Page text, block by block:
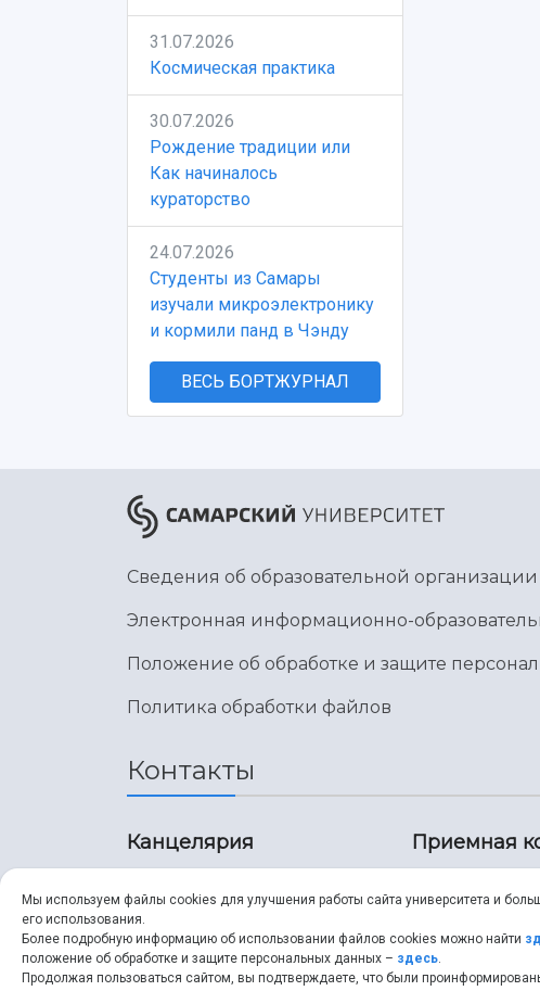
31.07.2026
Космическая практика
30.07.2026
Рождение традиции или
Как начиналось
кураторство
24.07.2026
Студенты из Самары
изучали микроэлектронику
и кормили панд в Чэнду
ВЕСЬ БОРТЖУРНАЛ
Сведения об образовательной организации
Электронная информационно-
Положение об обработке и защите
Политика обработки файлов
Контакты
Канцелярия
8 (846) 267-43-70
ssau@ssau.ru
Приемная
8 (846)
Мы используем файлы cookies для улучшения работы сайта университета и
его использования.
Более подробную информацию об использовании файлов cookies можно найти
положение об обработке и защите персональных данных – здесь.
Продолжая пользоваться сайтом, вы подтверждаете, что были